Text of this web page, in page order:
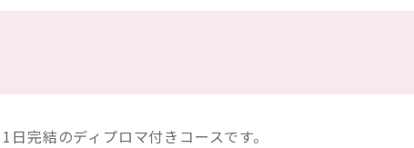
完結のディプロマ付きコースです。